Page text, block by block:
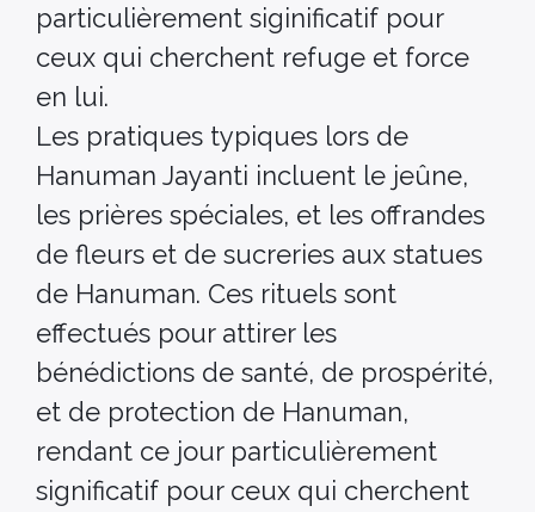
particulièrement siginificatif pour
ceux qui cherchent refuge et force
en lui.
Les pratiques typiques lors de
Hanuman Jayanti incluent le jeûne,
les prières spéciales, et les offrandes
de fleurs et de sucreries aux statues
de Hanuman. Ces rituels sont
effectués pour attirer les
bénédictions de santé, de prospérité,
et de protection de Hanuman,
rendant ce jour particulièrement
significatif pour ceux qui cherchent